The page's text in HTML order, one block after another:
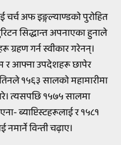
अफ इङ्गल्याण्डको पुरोहित
सिद्धान्त अपनाएका हुनाले
ग्रहण गर्न स्वीकार गरेनन्।
र आफ्ना उपदेशहरू छापेर
१५६३ सालको महामारीमा
त्यसपछि १५७५ सालमा
ब्याप्टिस्टहरूलाई र १५८१
विन्ती चढ़ाए।